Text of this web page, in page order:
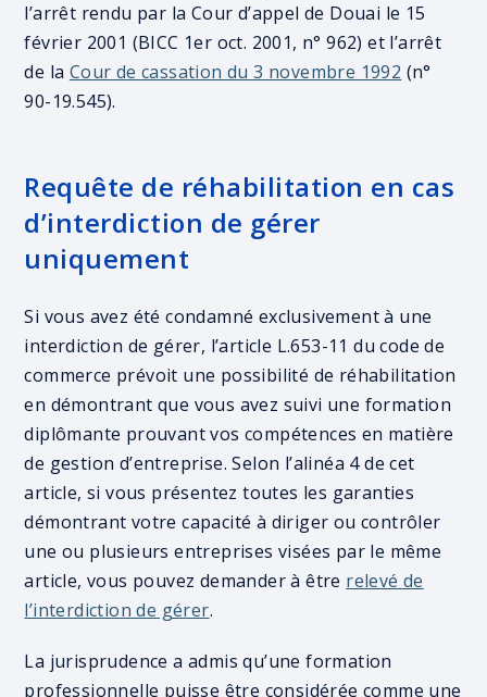
l’arrêt rendu par la Cour d’appel de Douai le 15
février 2001 (BICC 1er oct. 2001, n° 962) et l’arrêt
de la Cour de cassation du 3 novembre 1992 (n°
90-19.545).
Requête de réhabilitation en cas
d’interdiction de gérer
uniquement
Si vous avez été condamné exclusivement à une
interdiction de gérer, l’article L.653-11 du code de
commerce prévoit une possibilité de réhabilitation
en démontrant que vous avez suivi une formation
diplômante prouvant vos compétences en matière
de gestion d’entreprise. Selon l’alinéa 4 de cet
article, si vous présentez toutes les garanties
démontrant votre capacité à diriger ou contrôler
une ou plusieurs entreprises visées par le même
article, vous pouvez demander à être relevé de
l’interdiction de gérer.
La jurisprudence a admis qu’une formation
professionnelle puisse être considérée comme une